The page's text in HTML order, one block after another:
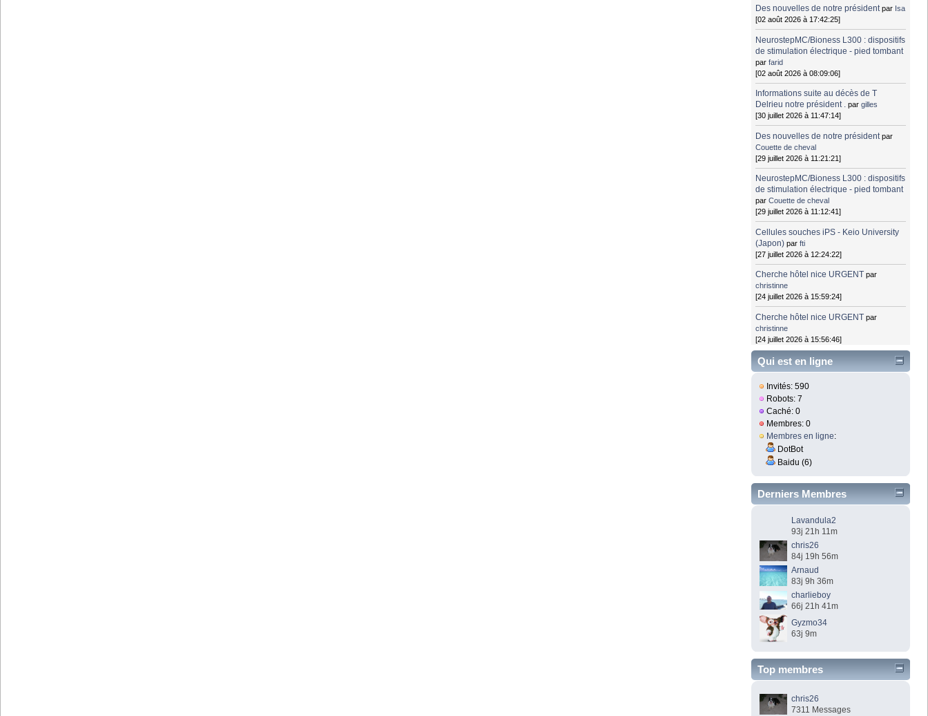
Des nouvelles de notre président par Isa
[02 août 2026 à 17:42:25]
NeurostepMC/Bioness L300 : dispositifs
de stimulation électrique - pied tombant
parfarid
[02 août 2026 à 08:09:06]
Informations suite au décès de T
Delrieu notre président . pargilles
[30 juillet 2026 à 11:47:14]
Des nouvelles de notre président par
Couette de cheval
[29 juillet 2026 à 11:21:21]
NeurostepMC/Bioness L300 : dispositifs
de stimulation électrique - pied tombant
parCouette de cheval
[29 juillet 2026 à 11:12:41]
Cellules souches iPS - Keio University
(Japon) parfti
[27 juillet 2026 à 12:24:22]
Cherche hôtel nice URGENT par
christinne
[24 juillet 2026 à 15:59:24]
Cherche hôtel nice URGENT par
christinne
[24 juillet 2026 à 15:56:46]
Qui est en ligne
Invités: 590
Robots: 7
Caché: 0
Membres: 0
Membres en ligne:
DotBot
Baidu (6)
Derniers Membres
Lavandula2
93j 21h 11m
chris26
84j 19h 56m
Arnaud
83j 9h 36m
charlieboy
66j 21h 41m
Gyzmo34
63j 9m
Top membres
chris26
7311 Messages